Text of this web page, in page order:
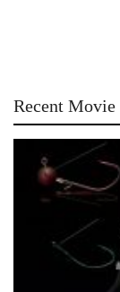
Recent Movie